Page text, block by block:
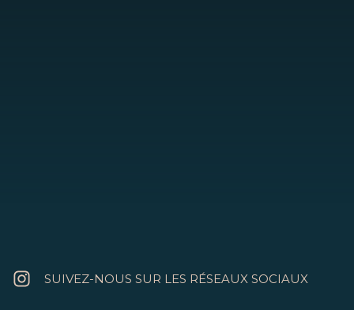
SUIVEZ-NOUS SUR LES RÉSEAUX SOCIAUX